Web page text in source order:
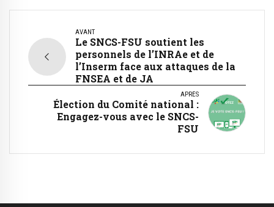
AVANT
Le SNCS-FSU soutient les
personnels de l’INRAe et de
l’Inserm face aux attaques de la
FNSEA et de JA
APRÈS
Élection du Comité national :
Engagez-vous avec le SNCS-
FSU